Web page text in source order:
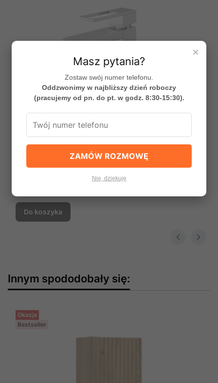
Bateria bidetowa Nexen produkcji Kohlman
PRODUCENT
Do koszyka
Innym spododobały się:
Okazja
Bestseller
×
Masz pytania?
Zostaw swój numer telefonu.
Oddzwonimy w najbliższy dzień roboczy
(pracujemy od pn. do pt. w godz. 8:30-15:30).
ZAMÓW ROZMOWĘ
Nie, dziękuję